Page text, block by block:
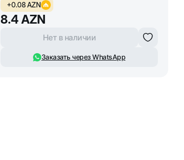
+0.08AZN
8.4 AZN
Нет в наличии
Заказать через WhatsApp